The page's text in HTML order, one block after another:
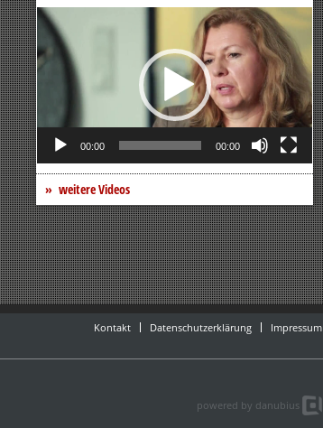
Video-
Player
00:00 00:00
weitere Videos
Kontakt Datenschutzerklärung Impressum
powered by danubius